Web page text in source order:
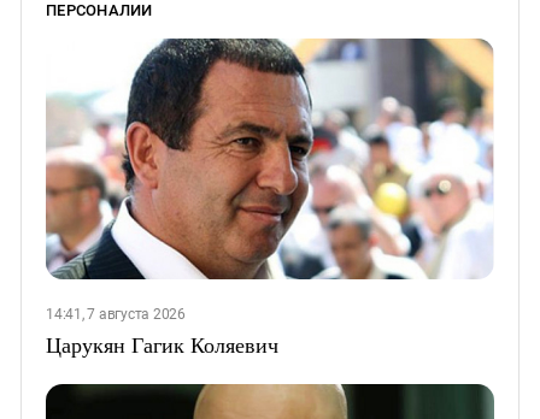
ПЕРСОНАЛИИ
14:41, 7 августа 2026
Царукян Гагик Коляевич